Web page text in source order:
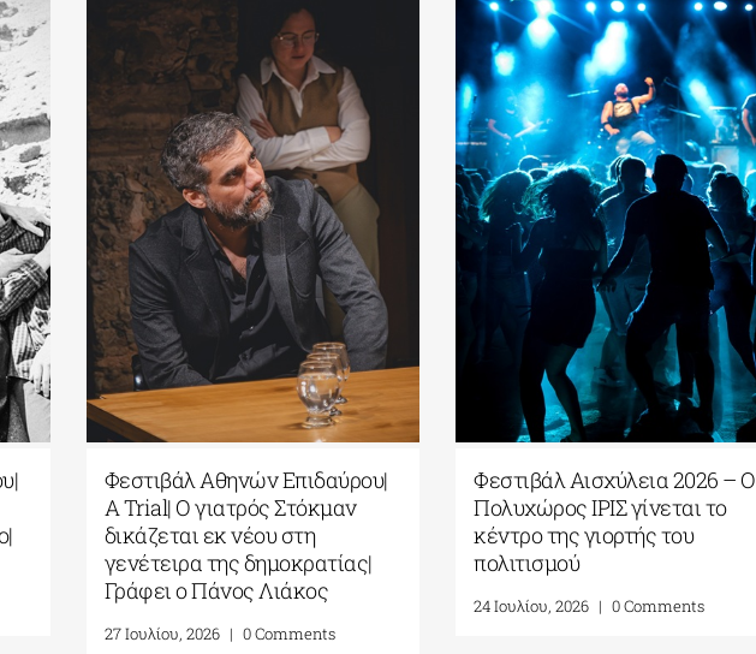
Φεστιβάλ Αθηνών Επιδαύρου|
Α Trial| O γιατρός Στόκμαν
δικάζεται εκ νέου στη
γενέτειρα της δημοκρατίας|
Γράφει ο Πάνος Λιάκος
27 Ιουλίου, 2026 | 0 Comments
Φεστιβάλ Αισχύλεια 2026 – Ο
Πολυχώρος ΙΡΙΣ γίνεται το
κέντρο της γιορτής του
πολιτισμού
24 Ιουλίου, 2026 | 0 Comments